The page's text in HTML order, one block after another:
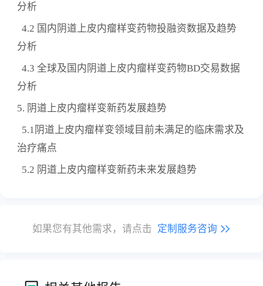
分析
4.2 国内阴道上皮内瘤样变药物投融资数据及趋势
分析
4.3 全球及国内阴道上皮内瘤样变药物BD交易数据
分析
5. 阴道上皮内瘤样变新药发展趋势
5.1阴道上皮内瘤样变领域目前未满足的临床需求及
治疗痛点
5.2 阴道上皮内瘤样变新药未来发展趋势
如果您有其他需求，请点击 定制服务咨询